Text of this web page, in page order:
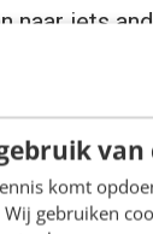
van
komt
gebruiken
naar iets
er een